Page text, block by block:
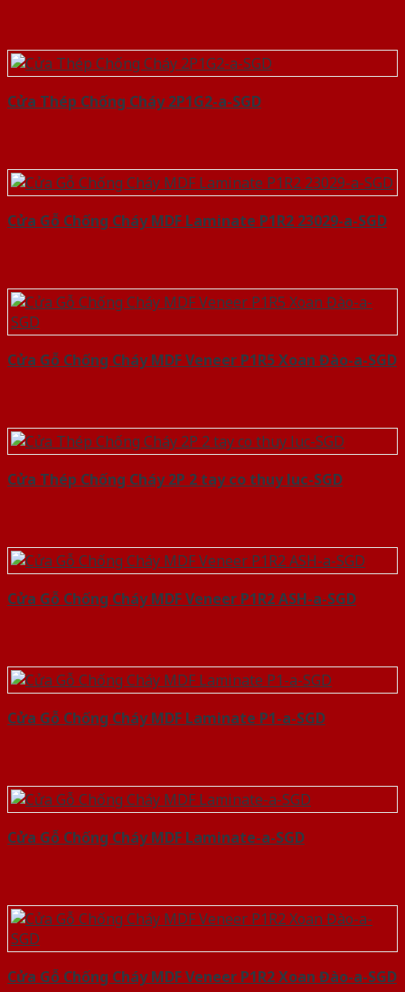
Cửa Thép Chống Cháy 2P1G2-a-SGD
Cửa Gỗ Chống Cháy MDF Laminate P1R2 23029-a-SGD
Cửa Gỗ Chống Cháy MDF Veneer P1R5 Xoan Đào-a-SGD
Cửa Thép Chống Cháy 2P 2 tay co thuy luc-SGD
Cửa Gỗ Chống Cháy MDF Veneer P1R2 ASH-a-SGD
Cửa Gỗ Chống Cháy MDF Laminate P1-a-SGD
Cửa Gỗ Chống Cháy MDF Laminate-a-SGD
Cửa Gỗ Chống Cháy MDF Veneer P1R2 Xoan Đào-a-SGD